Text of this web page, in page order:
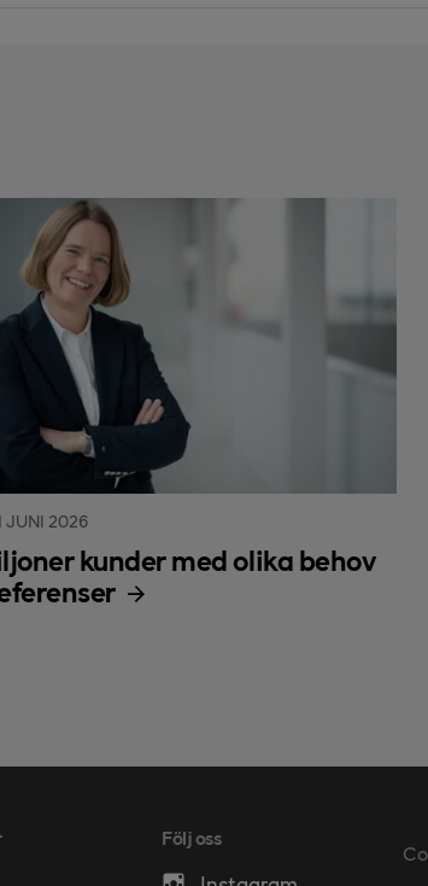
JUNI 2026
kunder med olika behov
Följ oss